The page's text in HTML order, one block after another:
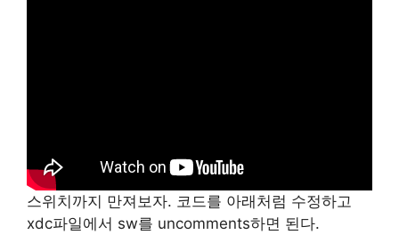
스위치까지 만져보자. 코드를 아래처럼 수정하고
xdc파일에서 sw를 uncomments하면 된다.